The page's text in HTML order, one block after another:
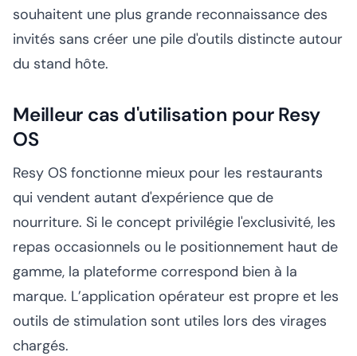
souhaitent une plus grande reconnaissance des
invités sans créer une pile d'outils distincte autour
du stand hôte.
Meilleur cas d'utilisation pour Resy
OS
Resy OS fonctionne mieux pour les restaurants
qui vendent autant d'expérience que de
nourriture. Si le concept privilégie l'exclusivité, les
repas occasionnels ou le positionnement haut de
gamme, la plateforme correspond bien à la
marque. L’application opérateur est propre et les
outils de stimulation sont utiles lors des virages
chargés.